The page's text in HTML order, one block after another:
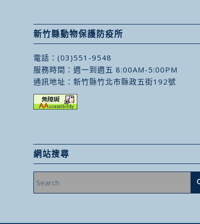
新竹縣動物保護防疫所
電話： (03)551-9548
服務時間：週一到週五 8:00AM-5:00PM
通訊地址： 新竹縣竹北市縣政五街192號
網站搜尋